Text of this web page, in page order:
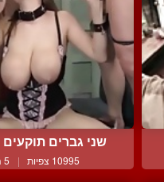
שני גברים
10995 צפיות | 5 המלצות